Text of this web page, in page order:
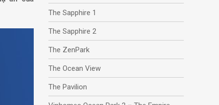
The Sapphire 1
The Sapphire 2
The ZenPark
The Ocean View
The Pavilion